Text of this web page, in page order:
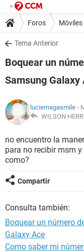
Foros
Tema Anterior
Boquear un
Samsung Galaxy
luciernagasmile -
WILSON
no encuentro la
para no recibir msm
como?
Compartir
Consulta también:
Boquear un número
Galaxy Ace
Como saber mi